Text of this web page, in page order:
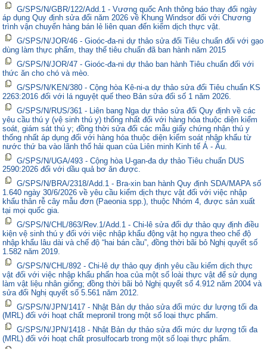
G/SPS/N/GBR/122/Add.1 - Vương quốc Anh thông báo thay đổi ngày
áp dụng Quy định sửa đổi năm 2026 về Khung Windsor đối với Chương
trình vận chuyển hàng bán lẻ liên quan đến kiểm dịch thực vật.
G/SPS/N/JOR/46 - Gioóc-đa-ni dự thảo sửa đổi Tiêu chuẩn đối với gạo
dùng làm thực phẩm, thay thế tiêu chuẩn đã ban hành năm 2015
G/SPS/N/JOR/47 - Gioóc-đa-ni dự thảo ban hành Tiêu chuẩn đối với
thức ăn cho chó và mèo.
G/SPS/N/KEN/380 - Cộng hòa Kê-ni-a dự thảo sửa đổi Tiêu chuẩn KS
2263:2016 đối với lá nguyệt quế theo Bản sửa đổi số 1 năm 2026.
G/SPS/N/RUS/361 - Liên bang Nga dự thảo sửa đổi Quy định về các
yêu cầu thú y (vệ sinh thú y) thống nhất đối với hàng hóa thuộc diện kiểm
soát, giám sát thú y; đồng thời sửa đổi các mẫu giấy chứng nhận thú y
thống nhất áp dụng đối với hàng hóa thuộc diện kiểm soát nhập khẩu từ
nước thứ ba vào lãnh thổ hải quan của Liên minh Kinh tế Á - Âu.
G/SPS/N/UGA/493 - Cộng hòa U-gan-đa dự thảo Tiêu chuẩn DUS
2590:2026 đối với dầu quả bơ ăn được.
G/SPS/N/BRA/2318/Add.1 - Bra-xin ban hành Quy định SDA/MAPA số
1.640 ngày 30/6/2026 về yêu cầu kiểm dịch thực vật đối với việc nhập
khẩu thân rễ cây mẫu đơn (Paeonia spp.), thuộc Nhóm 4, được sản xuất
tại mọi quốc gia.
G/SPS/N/CHL/863/Rev.1/Add.1 - Chi-lê sửa đổi dự thảo quy định điều
kiện vệ sinh thú y đối với việc nhập khẩu động vật họ ngựa theo chế độ
nhập khẩu lâu dài và chế độ “hai bán cầu”, đồng thời bãi bỏ Nghị quyết số
1.582 năm 2019.
G/SPS/N/CHL/892 - Chi-lê dự thảo quy định yêu cầu kiểm dịch thực
vật đối với việc nhập khẩu phấn hoa của một số loài thực vật để sử dụng
làm vật liệu nhân giống; đồng thời bãi bỏ Nghị quyết số 4.912 năm 2004 và
sửa đổi Nghị quyết số 5.561 năm 2012.
G/SPS/N/JPN/1417 - Nhật Bản dự thảo sửa đổi mức dư lượng tối đa
(MRL) đối với hoạt chất mepronil trong một số loại thực phẩm.
G/SPS/N/JPN/1418 - Nhật Bản dự thảo sửa đổi mức dư lượng tối đa
(MRL) đối với hoạt chất prosulfocarb trong một số loại thực phẩm.